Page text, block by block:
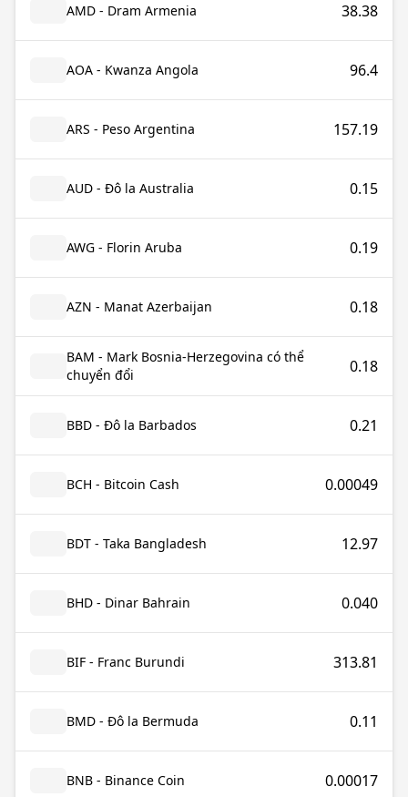
AMD - Dram Armenia 38.38
AOA - Kwanza Angola 96.4
ARS - Peso Argentina 157.19
AUD - Đô la Australia 0.15
AWG - Florin Aruba 0.19
AZN - Manat Azerbaijan 0.18
BAM - Mark Bosnia-Herzegovina có thể
chuyển đổi
0.18
BBD - Đô la Barbados 0.21
BCH - Bitcoin Cash 0.00049
BDT - Taka Bangladesh 12.97
BHD - Dinar Bahrain 0.040
BIF - Franc Burundi 313.81
BMD - Đô la Bermuda 0.11
BNB - Binance Coin 0.00017